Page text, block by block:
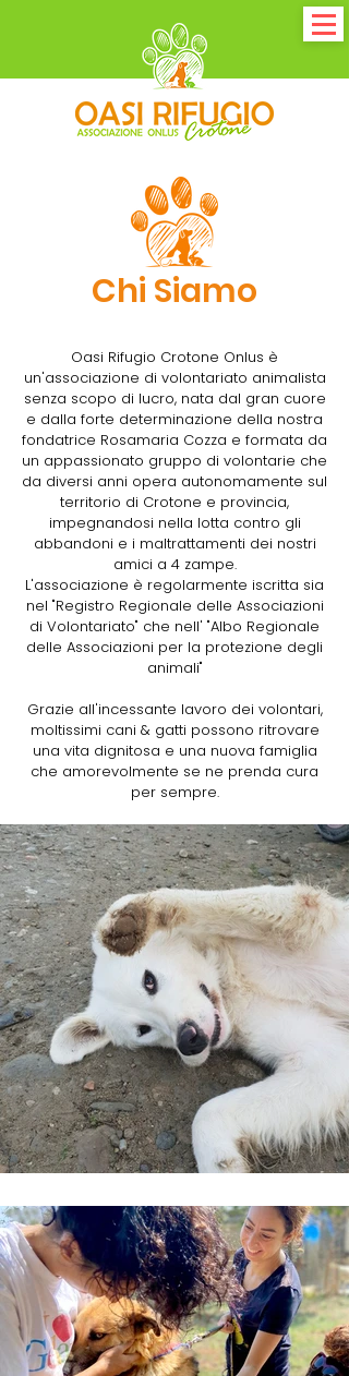
Chi Siamo
Oasi Rifugio Crotone Onlus è
un'associazione di volontariato animalista
senza scopo di lucro, nata dal gran cuore
e dalla forte determinazione della nostra
fondatrice Rosamaria Cozza e formata da
un appassionato gruppo di volontarie che
da diversi anni opera autonomamente sul
territorio di Crotone e provincia,
impegnandosi nella lotta contro gli
abbandoni e i maltrattamenti dei nostri
amici a 4 zampe.
L'associazione è regolarmente iscritta sia
nel "Registro Regionale delle Associazioni
di Volontariato" che nell' "Albo Regionale
delle Associazioni per la protezione degli
animali"
Grazie all'incessante lavoro dei volontari,
moltissimi cani & gatti possono ritrovare
una vita dignitosa e una nuova famiglia
che amorevolmente se ne prenda cura
per sempre.